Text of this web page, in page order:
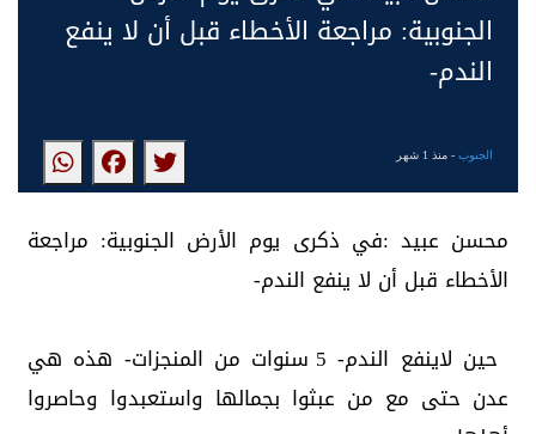
الجنوبية: مراجعة الأخطاء قبل أن لا ينفع
الندم-
الجنوب- منذ 1 شهر
محسن عبيد :في ذكرى يوم الأرض الجنوبية: مراجعة
الأخطاء قبل أن لا ينفع الندم-
حين لاينفع الندم- 5 سنوات من المنجزات- هذه هي
عدن حتى مع من عبثوا بجمالها واستعبدوا وحاصروا